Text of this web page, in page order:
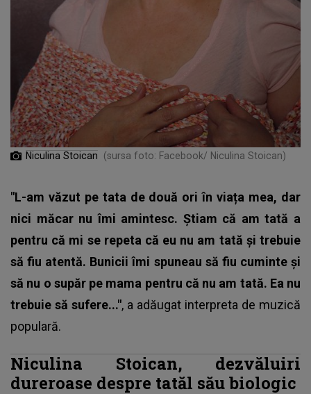
Niculina Stoican (sursa foto: Facebook/ Niculina Stoican)
"L-am văzut pe tata de două ori în viața mea, dar
nici măcar nu îmi amintesc. Știam că am tată a
pentru că mi se repeta că eu nu am tată și trebuie
să fiu atentă. Bunicii îmi spuneau să fiu cuminte și
să nu o supăr pe mama pentru că nu am tată. Ea nu
trebuie să sufere...", a adăugat interpreta de muzică
populară.
Niculina Stoican, dezvăluiri
dureroase despre tatăl său biologic